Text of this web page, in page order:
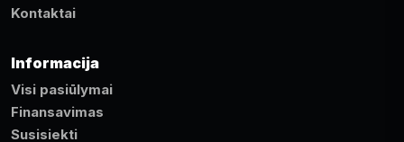
Kontaktai
Informacija
Visi pasiūlymai
Finansavimas
Susisiekti